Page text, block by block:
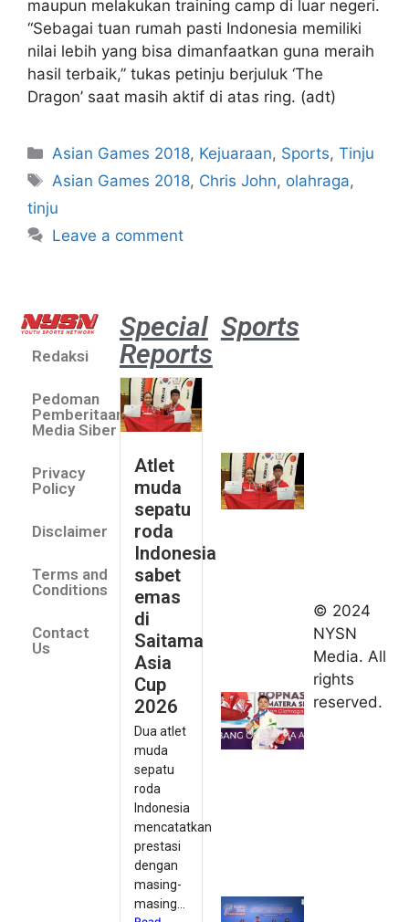
maupun melakukan training camp di luar negeri.
“Sebagai tuan rumah pasti Indonesia memiliki
nilai lebih yang bisa dimanfaatkan guna meraih
hasil terbaik,” tukas petinju berjuluk ‘The
Dragon’ saat masih aktif di atas ring. (adt)
Asian Games 2018, Kejuaraan, Sports,Tinju
Asian Games 2018, Chris John, olahraga,
tinju
Leave a comment
Redaksi
Pedoman
Pemberitaan
Media Siber
Privacy
Policy
Disclaimer
Terms and
Conditions
Contact
Us
Special
Reports
Atlet
muda
sepatu
roda
Indonesia
sabet
emas
di
Saitama
Asia
Cup
2026
Dua atlet
muda
sepatu
roda
Indonesia
mencatatkan
prestasi
dengan
masing-
masing...
Sports
2026
Indonesia
kirim tiga
lifter
muda ke
Kejuaraan
© 2024
NYSN
Media. All
rights
reserved.